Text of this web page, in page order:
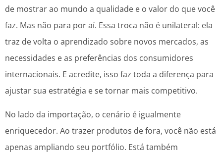
de mostrar ao mundo a qualidade e o valor do que você
faz. Mas não para por aí. Essa troca não é unilateral: ela
traz de volta o aprendizado sobre novos mercados, as
necessidades e as preferências dos consumidores
internacionais. E acredite, isso faz toda a diferença para
ajustar sua estratégia e se tornar mais competitivo.
No lado da importação, o cenário é igualmente
enriquecedor. Ao trazer produtos de fora, você não está
apenas ampliando seu portfólio. Está também